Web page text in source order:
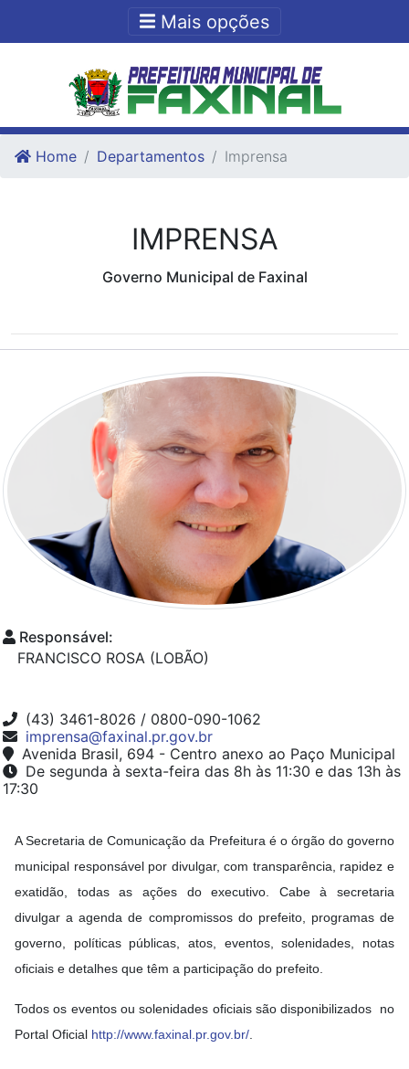
Ir para o fim do conteudo
Mais opções
Home Departamentos Imprensa
IMPRENSA
Governo Municipal de Faxinal
Responsável:
FRANCISCO ROSA (LOBÃO)
(43) 3461-8026 / 0800-090-1062
imprensa@faxinal.pr.gov.br
Avenida Brasil, 694 - Centro anexo ao Paço Municipal
De segunda à sexta-feira das 8h às 11:30 e das 13h às
17:30
A Secretaria de Comunicação da Prefeitura é o órgão do governo
municipal responsável por divulgar, com transparência, rapidez e
exatidão, todas as ações do executivo. Cabe à secretaria
divulgar a agenda de compromissos do prefeito, programas de
governo, políticas públicas, atos, eventos, solenidades, notas
oficiais e detalhes que têm a participação do prefeito.
Todos os eventos ou solenidades oficiais são disponibilizados no
Portal Oficial http://www.faxinal.pr.gov.br/